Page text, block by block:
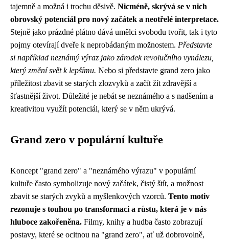
tajemně a možná i trochu děsivě. Nicméně, skrývá se v nich
obrovský potenciál pro nový začátek a neotřelé interpretace.
Stejně jako prázdné plátno dává umělci svobodu tvořit, tak i tyto
pojmy otevírají dveře k neprobádaným možnostem. Představte
si například neznámý výraz jako zárodek revolučního vynálezu,
který změní svět k lepšímu. Nebo si představte grand zero jako
příležitost zbavit se starých zlozvyků a začít žít zdravější a
šťastnější život. Důležité je nebát se neznámého a s nadšením a
kreativitou využít potenciál, který se v něm ukrývá.
Grand zero v populární kultuře
Koncept "grand zero" a "neznámého výrazu" v populární
kultuře často symbolizuje nový začátek, čistý štít, a možnost
zbavit se starých zvyků a myšlenkových vzorců. Tento motiv
rezonuje s touhou po transformaci a růstu, která je v nás
hluboce zakořeněna. Filmy, knihy a hudba často zobrazují
postavy, které se ocitnou na "grand zero", ať už dobrovolně,